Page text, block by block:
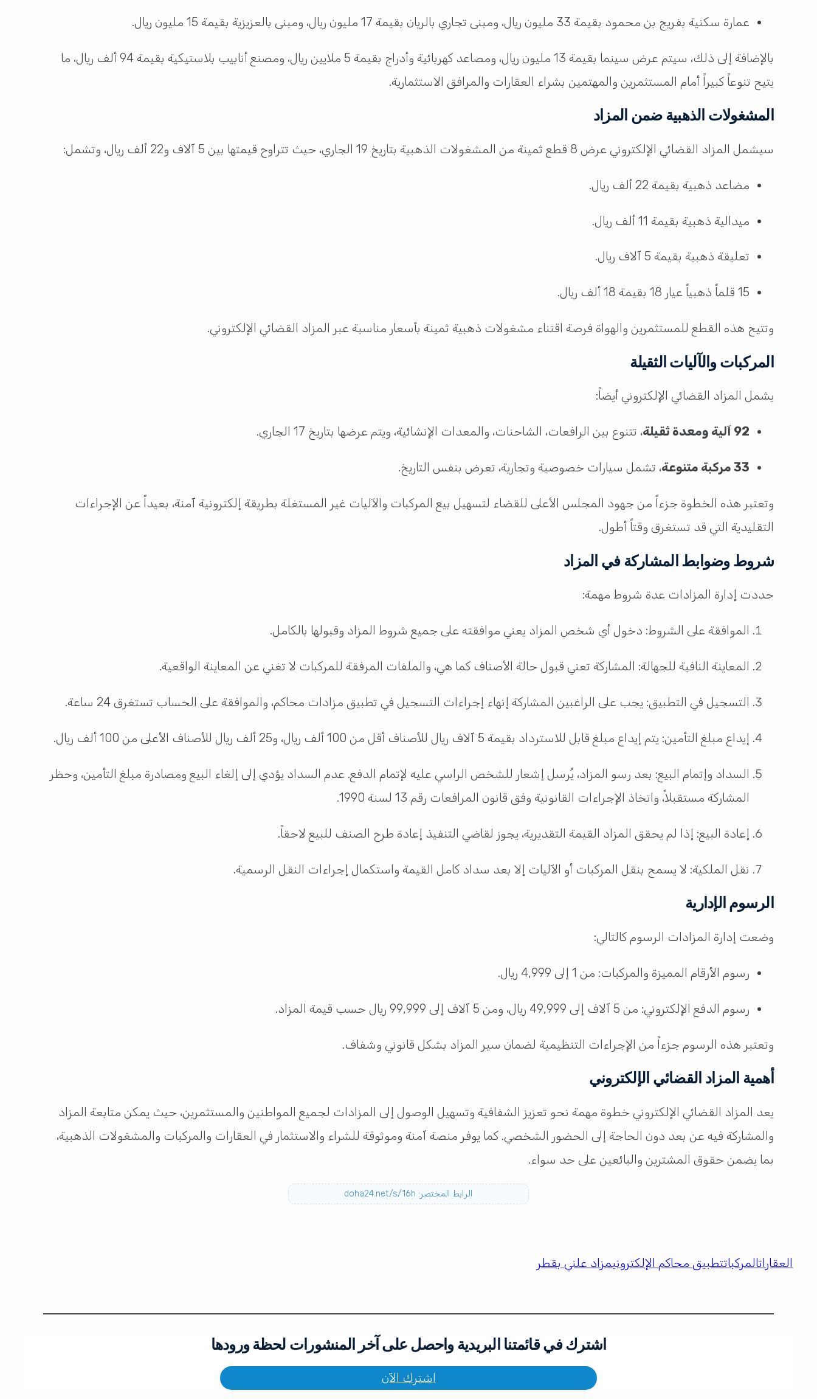
عمارة سكنية بفريج بن محمود بقيمة 33 مليون ريال، ومبنى تجاري بالريان بقيمة 17 مليون ريال، ومبنى بالعزيزية بقيمة 15 مليون ريال.
بالإضافة إلى ذلك، سيتم عرض سينما بقيمة 13 مليون ريال، ومصاعد كهربائية وأدراج بقيمة 5 ملايين ريال، ومصنع أنابيب بلاستيكية بقيمة 94 ألف ريال، ما
يتيح تنوعاً كبيراً أمام المستثمرين والمهتمين بشراء العقارات والمرافق الاستثمارية.
المشغولات الذهبية ضمن المزاد
سيشمل المزاد القضائي الإلكتروني عرض 8 قطع ثمينة من المشغولات الذهبية بتاريخ 19 الجاري، حيث تتراوح قيمتها بين 5 آلاف و22 ألف ريال، وتشمل:
مضاعد ذهبية بقيمة 22 ألف ريال.
ميدالية ذهبية بقيمة 11 ألف ريال.
تعليقة ذهبية بقيمة 5 آلاف ريال.
15 قلماً ذهبياً عيار 18 بقيمة 18 ألف ريال.
وتتيح هذه القطع للمستثمرين والهواة فرصة اقتناء مشغولات ذهبية ثمينة بأسعار مناسبة عبر المزاد القضائي الإلكتروني.
المركبات والآليات الثقيلة
يشمل المزاد القضائي الإلكتروني أيضاً:
92 آلية ومعدة ثقيلة ، تتنوع بين الرافعات، الشاحنات، والمعدات الإنشائية، ويتم عرضها بتاريخ 17 الجاري.
33 مركبة متنوعة ، تشمل سيارات خصوصية وتجارية، تعرض بنفس التاريخ.
وتعتبر هذه الخطوة جزءاً من جهود المجلس الأعلى للقضاء لتسهيل بيع المركبات والآليات غير المستغلة بطريقة إلكترونية آمنة، بعيداً عن الإجراءات
التقليدية التي قد تستغرق وقتاً أطول.
شروط وضوابط المشاركة في المزاد
حددت إدارة المزادات عدة شروط مهمة:
الموافقة على الشروط: دخول أي شخص المزاد يعني موافقته على جميع شروط المزاد وقبولها بالكامل.
المعاينة النافية للجهالة: المشاركة تعني قبول حالة الأصناف كما هي، والملفات المرفقة للمركبات لا تغني عن المعاينة الواقعية.
التسجيل في التطبيق: يجب على الراغبين المشاركة إنهاء إجراءات التسجيل في تطبيق مزادات محاكم، والموافقة على الحساب تستغرق 24 ساعة.
إيداع مبلغ التأمين: يتم إيداع مبلغ قابل للاسترداد بقيمة 5 آلاف ريال للأصناف أقل من 100 ألف ريال، و25 ألف ريال للأصناف الأعلى من 100 ألف ريال.
السداد وإتمام البيع: بعد رسو المزاد، يُرسل إشعار للشخص الراسي عليه لإتمام الدفع. عدم السداد يؤدي إلى إلغاء البيع ومصادرة مبلغ التأمين، وحظر
المشاركة مستقبلاً، واتخاذ الإجراءات القانونية وفق قانون المرافعات رقم 13 لسنة 1990.
إعادة البيع: إذا لم يحقق المزاد القيمة التقديرية، يجوز لقاضي التنفيذ إعادة طرح الصنف للبيع لاحقاً.
نقل الملكية: لا يسمح بنقل المركبات أو الآليات إلا بعد سداد كامل القيمة واستكمال إجراءات النقل الرسمية.
الرسوم الإدارية
وضعت إدارة المزادات الرسوم كالتالي:
رسوم الأرقام المميزة والمركبات: من 1 إلى 4,999 ريال.
رسوم الدفع الإلكتروني: من 5 آلاف إلى 49,999 ريال، ومن 5 آلاف إلى 99,999 ريال حسب قيمة المزاد.
وتعتبر هذه الرسوم جزءاً من الإجراءات التنظيمية لضمان سير المزاد بشكل قانوني وشفاف.
أهمية المزاد القضائي الإلكتروني
يعد المزاد القضائي الإلكتروني خطوة مهمة نحو تعزيز الشفافية وتسهيل الوصول إلى المزادات لجميع المواطنين والمستثمرين، حيث يمكن متابعة المزاد
والمشاركة فيه عن بعد دون الحاجة إلى الحضور الشخصي. كما يوفر منصة آمنة وموثوقة للشراء والاستثمار في العقارات والمركبات والمشغولات الذهبية،
بما يضمن حقوق المشترين والبائعين على حد سواء.
الرابط المختصر: doha24.net/s/16h
العقاراتالمركباتتطبيق محاكم الإلكترونيمزاد علني بقطر
اشترك في قائمتنا البريدية واحصل على آخر المنشورات لحظة ورودها
اشترك الآن